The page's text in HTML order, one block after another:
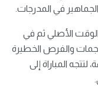
في المدرجات.
الوقت الأصلي ثم في
والفرص الخطيرة
المباراة إلى